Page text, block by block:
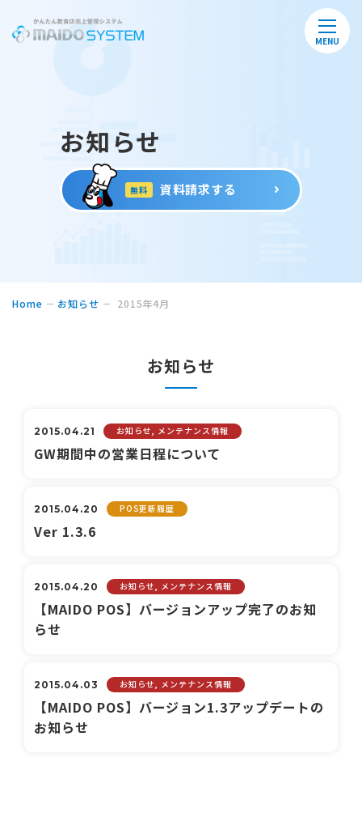
MENU
お知らせ
無料 資料請求する
Home お知らせ 2015年4月
お知らせ
2015.04.21 お知らせ, メンテナンス情報
GW期間中の営業日程について
2015.04.20 POS更新履歴
Ver 1.3.6
2015.04.20 お知らせ, メンテナンス情報
【MAIDO POS】バージョンアップ完了のお知
らせ
2015.04.03 お知らせ, メンテナンス情報
【MAIDO POS】バージョン1.3アップデートの
お知らせ